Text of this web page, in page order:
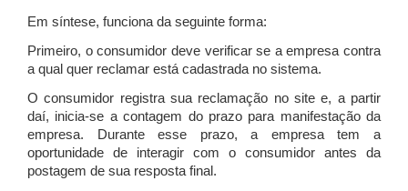
Em síntese, funciona da seguinte forma:
Primeiro, o consumidor deve verificar se a empresa contra
a qual quer reclamar está cadastrada no sistema.
O consumidor registra sua reclamação no site e, a partir
daí, inicia-se a contagem do prazo para manifestação da
empresa. Durante esse prazo, a empresa tem a
oportunidade de interagir com o consumidor antes da
postagem de sua resposta final.